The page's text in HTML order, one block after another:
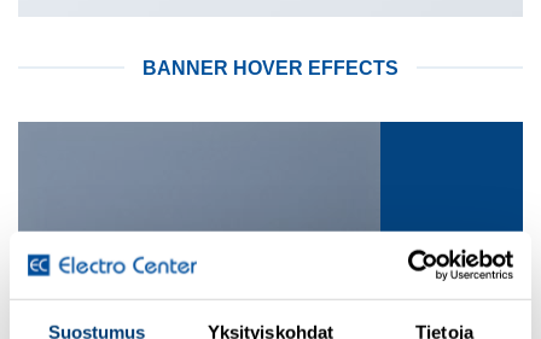
Suostumus Yksityiskohdat Tietoja
BANNER HOVER EFFECTS